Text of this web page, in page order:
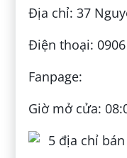
Địa chỉ: 37
Điện thoại:
Fanpage:
Giờ mở cửa: